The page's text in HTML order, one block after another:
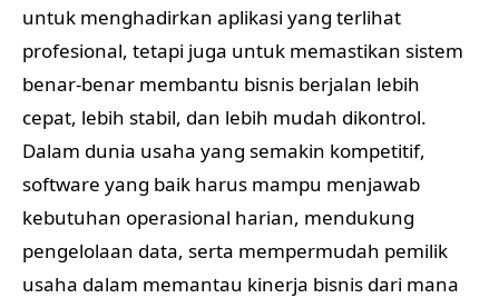
untuk menghadirkan aplikasi yang terlihat
profesional, tetapi juga untuk memastikan sistem
benar-benar membantu bisnis berjalan lebih
cepat, lebih stabil, dan lebih mudah dikontrol.
Dalam dunia usaha yang semakin kompetitif,
software yang baik harus mampu menjawab
kebutuhan operasional harian, mendukung
pengelolaan data, serta mempermudah pemilik
usaha dalam memantau kinerja bisnis dari mana